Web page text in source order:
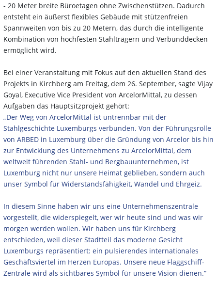
- 20 Meter breite Büroetagen ohne Zwischenstützen. Dadurch
entsteht ein äußerst flexibles Gebäude mit stützenfreien
Spannweiten von bis zu 20 Metern, das durch die intelligente
Kombination von hochfesten Stahlträgern und Verbunddecken
ermöglicht wird.
Bei einer Veranstaltung mit Fokus auf den aktuellen Stand des
Projekts in Kirchberg am Freitag, dem 26. September, sagte Vijay
Goyal, Executive Vice President von ArcelorMittal, zu dessen
Aufgaben das Hauptsitzprojekt gehört:
„Der Weg von ArcelorMittal ist untrennbar mit der
Stahlgeschichte Luxemburgs verbunden. Von der Führungsrolle
von ARBED in Luxemburg über die Gründung von Arcelor bis hin
zur Entwicklung des Unternehmens zu ArcelorMittal, dem
weltweit führenden Stahl- und Bergbauunternehmen, ist
Luxemburg nicht nur unsere Heimat geblieben, sondern auch
unser Symbol für Widerstandsfähigkeit, Wandel und Ehrgeiz.
In diesem Sinne haben wir uns eine Unternehmenszentrale
vorgestellt, die widerspiegelt, wer wir heute sind und was wir
morgen werden wollen. Wir haben uns für Kirchberg
entschieden, weil dieser Stadtteil das moderne Gesicht
Luxemburgs repräsentiert: ein pulsierendes internationales
Geschäftsviertel im Herzen Europas. Unsere neue Flaggschiff-
Zentrale wird als sichtbares Symbol für unsere Vision dienen.“